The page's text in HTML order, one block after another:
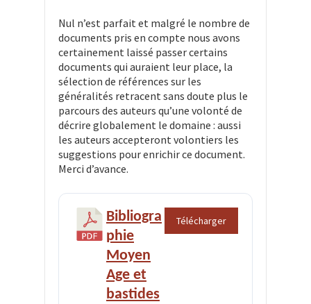
Nul n’est parfait et malgré le nombre de
documents pris en compte nous avons
certainement laissé passer certains
documents qui auraient leur place, la
sélection de références sur les
généralités retracent sans doute plus le
parcours des auteurs qu’une volonté de
décrire globalement le domaine : aussi
les auteurs accepteront volontiers les
suggestions pour enrichir ce document.
Merci d’avance.
Bibliogra
phie
Moyen
Age et
bastides
Télécharger